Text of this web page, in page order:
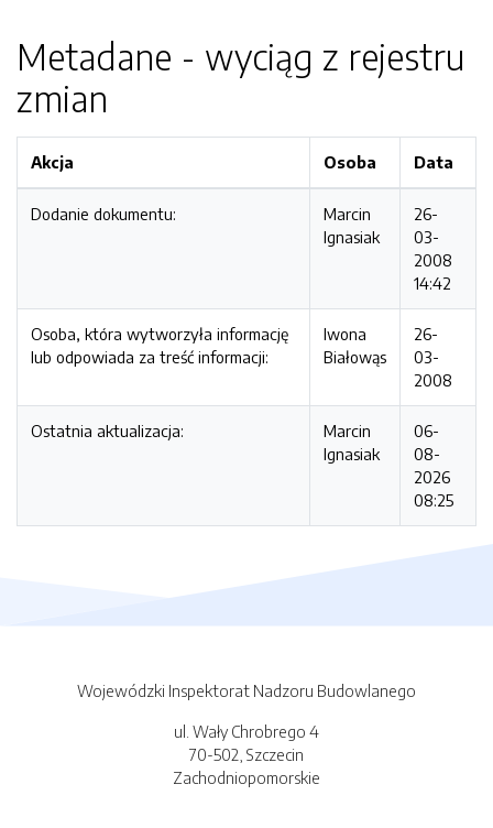
Metadane - wyciąg z rejestru
zmian
Akcja Osoba Data
Dodanie dokumentu:
Marcin
Ignasiak
26-
03-
2008
14:42
Osoba, która wytworzyła informację
lub odpowiada za treść informacji:
Iwona
Białowąs
26-
03-
2008
Ostatnia aktualizacja:
Marcin
Ignasiak
06-
08-
2026
08:25
Wojewódzki Inspektorat Nadzoru Budowlanego
ul. Wały Chrobrego 4
70-502, Szczecin
Zachodniopomorskie